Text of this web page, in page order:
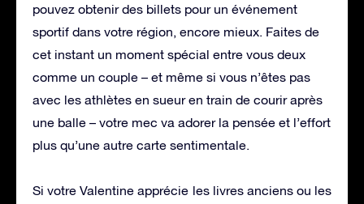
pouvez obtenir des billets pour un événement
sportif dans votre région, encore mieux. Faites de
cet instant un moment spécial entre vous deux
comme un couple – et même si vous n’êtes pas
avec les athlètes en sueur en train de courir après
une balle – votre mec va adorer la pensée et l’effort
plus qu’une autre carte sentimentale.
Si votre Valentine apprécie les livres anciens ou les